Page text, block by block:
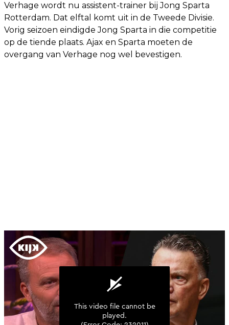
Verhage wordt nu assistent-trainer bij Jong Sparta
Rotterdam. Dat elftal komt uit in de Tweede Divisie.
Vorig seizoen eindigde Jong Sparta in die competitie
op de tiende plaats. Ajax en Sparta moeten de
overgang van Verhage nog wel bevestigen.